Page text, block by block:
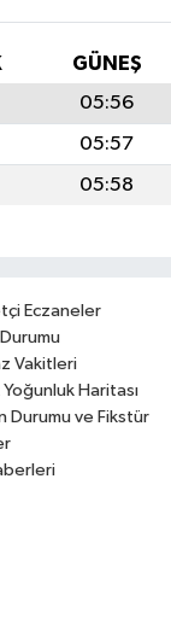
GÜNEŞ
05:56
05:57
05:58
Eczaneler
Vakitleri
Haritası
Durumu ve Fikstür